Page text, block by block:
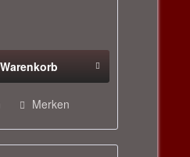
oder
Warenkorb
Merken